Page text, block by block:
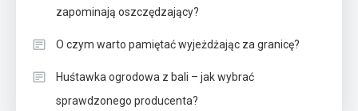
zapominają oszczędzający?
O czym warto pamiętać wyjeżdżając za granicę?
Huśtawka ogrodowa z bali – jak wybrać
sprawdzonego producenta?